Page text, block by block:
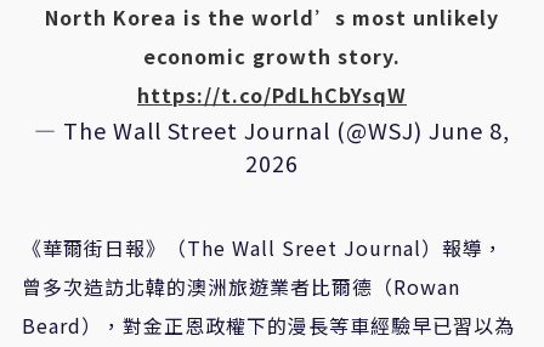
North Korea is the world’s most unlikely
economic growth story.
https://t.co/PdLhCbYsqW
— The Wall Street Journal (@WSJ) June 8,
2026
《華爾街日報》（The Wall Sreet Journal）報導，
曾多次造訪北韓的澳洲旅遊業者比爾德（Rowan
Beard），對金正恩政權下的漫長等車經驗早已習以為